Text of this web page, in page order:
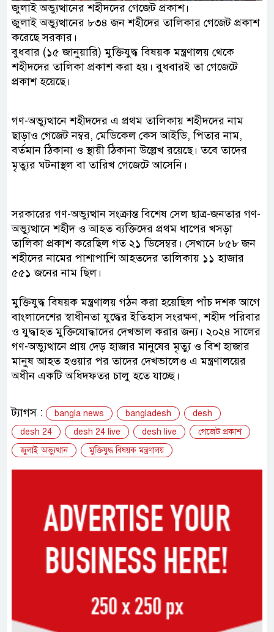
জুলাই অভ্যুত্থানের শহীদদের গেজেট প্রকাশ।
জুলাই অভ্যুত্থানের ৮৩৪ জন শহীদের তালিকার গেজেট প্রকাশ
করেছে সরকার।
বুধবার (১৫ জানুয়ারি) মুক্তিযুদ্ধ বিষয়ক মন্ত্রণালয় থেকে
শহীদদের তালিকা প্রকাশ করা হয়। ‌বুধবারই তা গেজেটে
প্রকাশ হয়েছে।
গণ-অভ্যুত্থানে শহীদদের এ প্রথম তালিকায় শহীদদের নাম
ছাড়াও গেজেট নম্বর, মেডিকেল কেস আইডি, পিতার নাম,
বর্তমান ঠিকানা ও স্থায়ী ঠিকানা উল্লেখ রয়েছে। তবে তাদের
মৃত্যুর ঘটনাস্থল বা তারিখ গেজেটে আসেনি।
সরকারের গণ-অভ্যুত্থান সংক্রান্ত বিশেষ সেল ছাত্র-জনতার গণ-
অভ্যুত্থানে শহীদ ও আহত ব্যক্তিদের প্রথম ধাপের খসড়া
তালিকা প্রকাশ করেছিল গত ২১ ডিসেম্বর। সেখানে ৮৫৮ জন
শহীদের নামের পাশাপাশি আহতদের তালিকায় ১১ হাজার
৫৫১ জনের নাম ছিল।
মুক্তিযুদ্ধ বিষয়ক মন্ত্রণালয় গঠন করা হয়েছিল পাঁচ দশক আগে
বাংলাদেশের স্বাধীনতা যুদ্ধের ইতিহাস সংরক্ষণ, শহীদ পরিবার
ও যুদ্ধাহত মুক্তিযোদ্ধাদের দেখভাল করার জন্য। ২০২৪ সালের
গণ-অভ্যুত্থানে প্রায় দেড় হাজার মানুষের মৃত্যু ও বিশ হাজার
মানুষ আহত হওয়ার পর তাদের দেখভালেও এ মন্ত্রণালয়ের
অধীন একটি অধিদফতর চালু হতে যাচ্ছে।
ট্যাগস : bangla news bangladesh
desh
desh 24
desh 24 live desh live
গেজেট প্রকাশ
জুলাই অভ্যুত্থান
মুক্তিযুদ্ধ বিষয়ক মন্ত্রণালয়